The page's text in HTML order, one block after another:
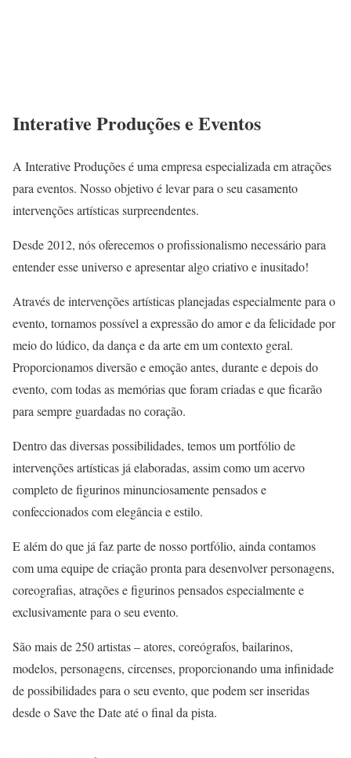
Interative Produções e Eventos
A Interative Produções é uma empresa especializada em atrações
para eventos. Nosso objetivo é levar para o seu casamento
intervenções artísticas surpreendentes.
Desde 2012, nós oferecemos o profissionalismo necessário para
entender esse universo e apresentar algo criativo e inusitado!
Através de intervenções artísticas planejadas especialmente para o
evento, tornamos possível a expressão do amor e da felicidade por
meio do lúdico, da dança e da arte em um contexto geral.
Proporcionamos diversão e emoção antes, durante e depois do
evento, com todas as memórias que foram criadas e que ficarão
para sempre guardadas no coração.
Dentro das diversas possibilidades, temos um portfólio de
intervenções artísticas já elaboradas, assim como um acervo
completo de figurinos minunciosamente pensados e
confeccionados com elegância e estilo.
E além do que já faz parte de nosso portfólio, ainda contamos
com uma equipe de criação pronta para desenvolver personagens,
coreografias, atrações e figurinos pensados especialmente e
exclusivamente para o seu evento.
São mais de 250 artistas – atores, coreógrafos, bailarinos,
modelos, personagens, circenses, proporcionando uma infinidade
de possibilidades para o seu evento, que podem ser inseridas
desde o Save the Date até o final da pista.